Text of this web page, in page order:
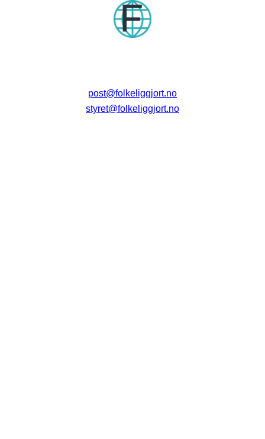
post@folkeliggjort.no
styret@folkeliggjort.no